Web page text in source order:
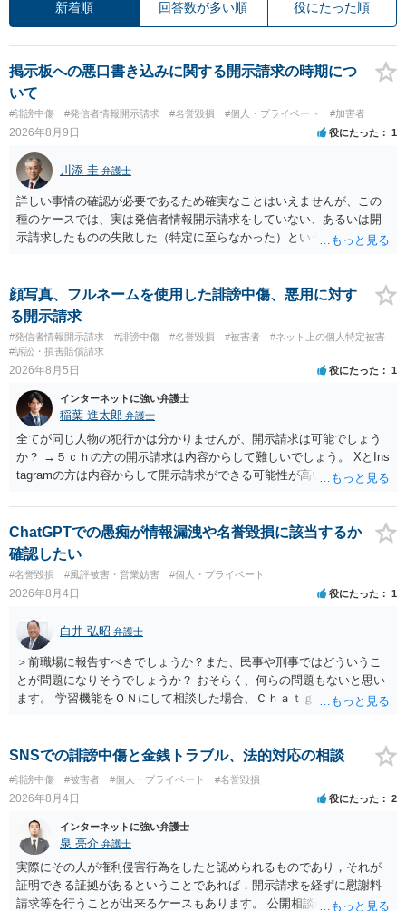
新着順 回答数が多い順 役にたった順
掲示板への悪口書き込みに関する開示請求の時期につ
いて
#誹謗中傷 #発信者情報開示請求 #名誉毀損 #個人・プライベート #加害者
2026年8月9日 役にたった 1
川添 圭 弁護士
詳しい事情の確認が必要であるため確実なことはいえませんが、この
種のケースでは、実は発信者情報開示請求をしていない、あるいは開
示請求したものの失敗した（特定に至らなかった）という事案が比較
な投稿をする場合にはなおさら）。
顔写真、フルネームを使用した誹謗中傷、悪用に対す
る開示請求
#発信者情報開示請求 #誹謗中傷 #名誉毀損 #被害者
#ネット上の個人特定被害
#訴訟・損害賠償請求
2026年8月5日 役にたった 1
インターネットに強い弁護士
稲葉 進太郎 弁護士
全てが同じ人物の犯行かは分かりませんが、開示請求は可能でしょう
か？ →５ｃｈの方の開示請求は内容からして難しいでしょう。 XとIns
tagramの方は内容からして開示請求ができる可能性が高いでしょう。
いでしょう。７月中にアカウントが削除されている場合、今から進め
ても失敗する可能性が高いように思われます。 相手を特定できた場
合、相手に全ての弁護士費用を負担させることは可能でしょうか？ →
訴訟外の交渉で相手方が認めれば負担させることができるでしょう。
訴訟で判決となった場合は、実際の弁護士費用が認められる場合と認
められない場合があり何ともいえないところでしょう。
ChatGPTでの愚痴が情報漏洩や名誉毀損に該当するか
確認したい
#名誉毀損 #風評被害・営業妨害 #個人・プライベート
2026年8月4日 役にたった 1
白井 弘昭 弁護士
＞前職場に報告すべきでしょうか？また、民事や刑事ではどういうこ
とが問題になりそうでしょうか？ おそらく、何らの問題もないと思い
ます。 学習機能をＯＮにして相談した場合、Ｃｈａｔｇｐｔがｏｐｅ
する可能性がありますが、個人名や会社名を特定していない限り、一
般論として抽象化されて回答に織り込まれる可能性が生じるにすぎま
せんので、その情報自体が、秘密情報に当たるとは思えませんし、名
誉棄損として、個人や会社に対する誹謗中傷の不特定多数への公開に
当たるとも思われません。 もちろん、誰がその内容をｃｈａｔｇｐｔ
に入力したかも第三者にしられることはないので、個人や会社の特定
をせずに書き込んだことで（おそらく特定して書き込んだとして
も）、相談者さんが刑事民事の責任に問われることはないでしょう。
私見ながらご参考まで。
SNSでの誹謗中傷と金銭トラブル、法的対応の相談
#誹謗中傷 #被害者 #個人・プライベート #名誉毀損
2026年8月4日 役にたった 2
インターネットに強い弁護士
泉 亮介 弁護士
実際にその人が権利侵害行為をしたと認められるものであり，それが
証明できる証拠があるということであれば，開示請求を経ずに慰謝料
請求等を行うことが出来るケースもあります。 公開相談の場では回答